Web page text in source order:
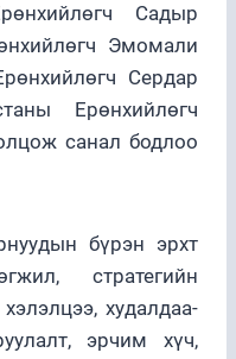
Садыр
Эмомали
Сердар
Ерөнхийлөгч
санал бодлоо
бүрэн эрхт
стратегийн
худалдаа-
эрчим хүч,